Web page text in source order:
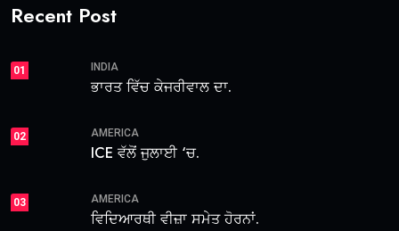
Recent Post
01 INDIA
ਭਾਰਤ ਵਿੱਚ ਕੇਜਰੀਵਾਲ ਦਾ.
02 AMERICA
ICE ਵੱਲੋਂ ਜੁਲਾਈ ‘ਚ.
03 AMERICA
ਵਿਦਿਆਰਥੀ ਵੀਜ਼ਾ ਸਮੇਤ ਹੋਰਨਾਂ.